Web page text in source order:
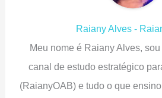
Raiany Alves -
Meu nome é Raiany Alves,
canal de estudo estratégico
(RaianyOAB) e tudo o que